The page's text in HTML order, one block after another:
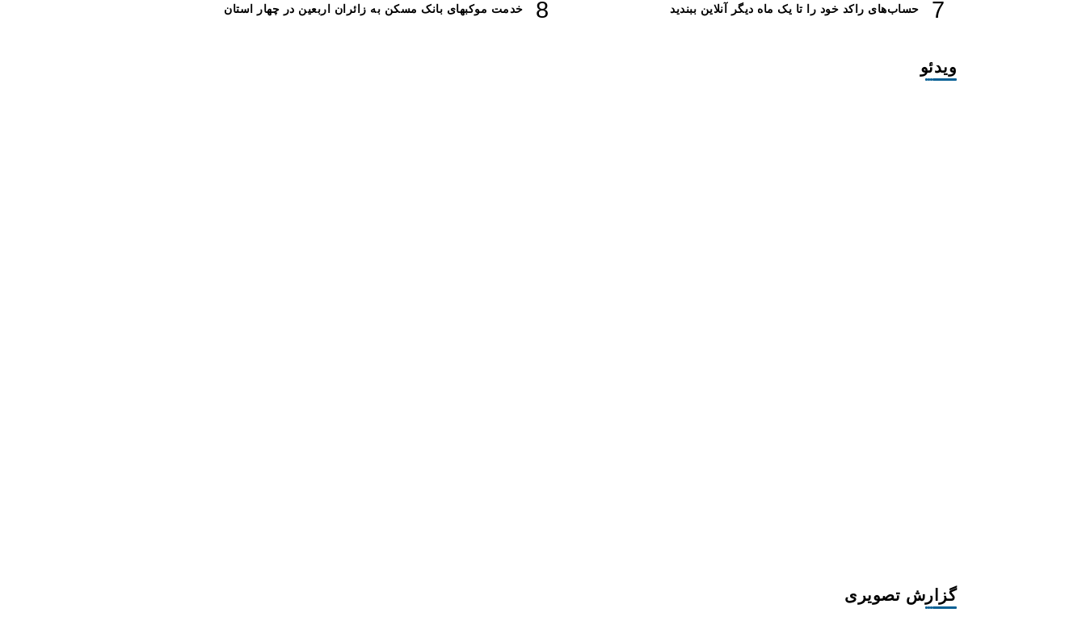
حساب‌های راکد خود را تا یک ماه دیگر آنلاین ببندید خدمت موکبهای بانک مسکن به زائران اربعین در چهار استان
ویدئو
گزارش تصویری